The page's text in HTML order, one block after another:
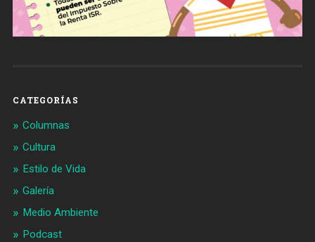
CATEGORÍAS
Columnas
Cultura
Estilo de Vida
Galería
Medio Ambiente
Podcast